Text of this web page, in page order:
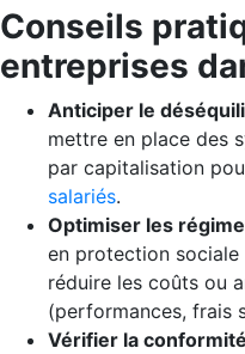
Conseils
entreprises
Anticiper le
mettre en place des
par capitalisation
salariés.
Optimiser les
en protection
réduire les coûts ou
(performances, frais
Vérifier la conformité